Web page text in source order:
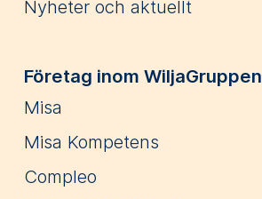
Nyheter och aktuellt
Företag inom WiljaGruppen
Misa
Misa Kompetens
Compleo